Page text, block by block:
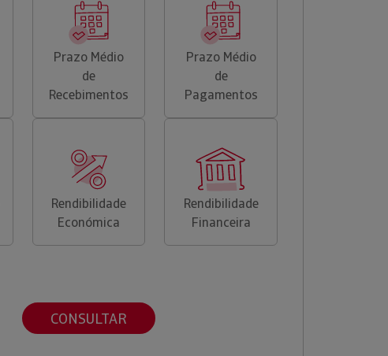
Prazo Médio
de
Recebimentos
Prazo Médio
de
Pagamentos
Rendibilidade
Económica
Rendibilidade
Financeira
CONSULTAR